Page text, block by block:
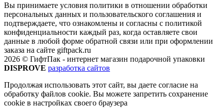
Вы принимаете условия политики в отношении обработки
персональных данных и пользовательского соглашения и
подтверждаете, что ознакомлены и согласны с политикой
конфиденциальности каждый раз, когда оставляете свои
данные в любой форме обратной связи или при оформлении
заказа на сайте giftpack.ru
2026 © ГифтПак - интернет магазин подарочной упаковки
DISPROVE разработка сайтов
Продолжая использовать этот сайт, вы даете согласие на
обработку файлов cookie. Вы можете запретить сохранение
cookie в настройках своего браузера